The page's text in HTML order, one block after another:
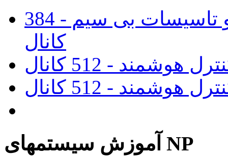
پنل مرکزی کنترل روشنایی و تاسیسات بی سیم - 384
کانال
آموزش سیستمهای NP